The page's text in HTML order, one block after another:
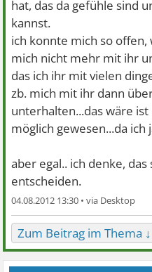
hat, das da gefühle sind
kannst.
ich konnte mich so offen,
mich nicht mehr mit ihr
das ich ihr mit vielen
zb. mich mit ihr dann
unterhalten...das wäre
möglich gewesen...da
aber egal.. ich denke,
entscheiden.
04.08.2012 13:30 •
Zum Beitrag im Thema ↓